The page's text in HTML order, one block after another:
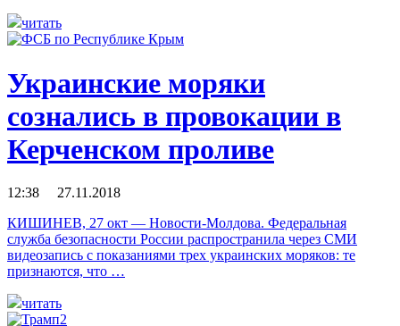
читать
Украинские моряки
сознались в провокации в
Керченском проливе
12:38 27.11.2018
КИШИНЕВ, 27 окт — Новости-Молдова. Федеральная
служба безопасности России распространила через СМИ
видеозапись с показаниями трех украинских моряков: те
признаются, что …
читать